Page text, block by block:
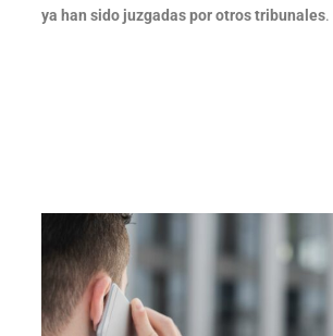
ya han sido juzgadas por otros tribunales.